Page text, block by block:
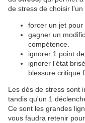
de stress de choisir
forcer un jet
gagner un
compétence.
ignorer 1 point
ignorer l'état
blessure critique
Les dés de stress sont
tandis qu'un 1
Ce sont les grandes
vous faudra retenir